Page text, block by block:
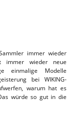
immer wieder
immer wieder neue
einmalige Modelle
bei WIKING-
warum hat es
würde so gut in die